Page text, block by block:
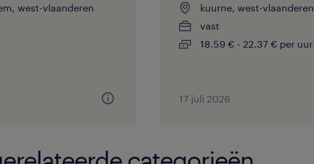
west-vlaanderen
kuurne, west-vlaanderen
vast
18.59 € - 22.37 € per uur
17 juli 2026